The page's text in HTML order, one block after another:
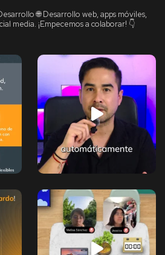
🌐 Desarrollo web, apps móviles,
media. ¡Empecemos a colaborar! 👇